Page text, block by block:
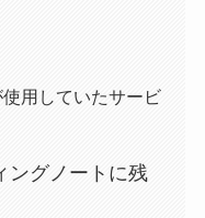
用していたサービ
ングノートに残